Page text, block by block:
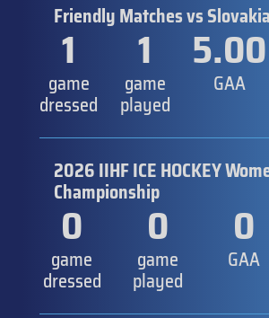
Friendly Matches vs Slovakia
1
game
dressed
1
game
played
5.00
GAA
2026 IIHF ICE HOCKEY
Championship
0
game
dressed
0
game
played
0
GAA